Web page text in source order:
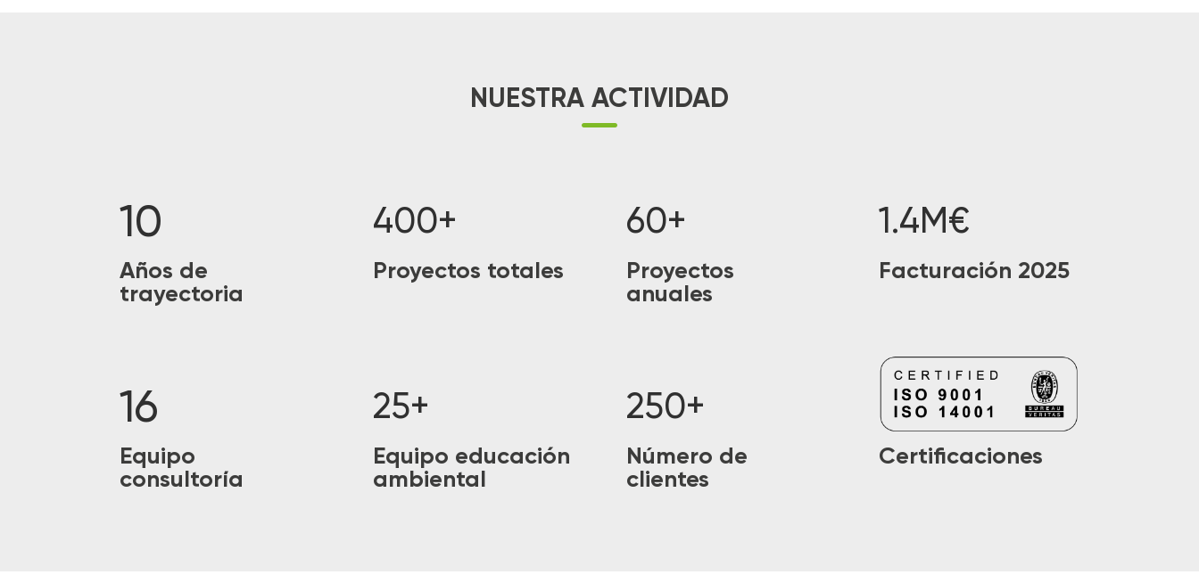
NUESTRA ACTIVIDAD

10
Años de
trayectoria
400+
Proyectos totales
60+
Proyectos
anuales
1.4M€
Facturación 2025
16
Equipo
consultoría
25+
Equipo educación
ambiental
250+
Número de
clientes
Certificaciones